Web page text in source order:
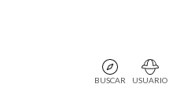
BUSCAR USUARIO